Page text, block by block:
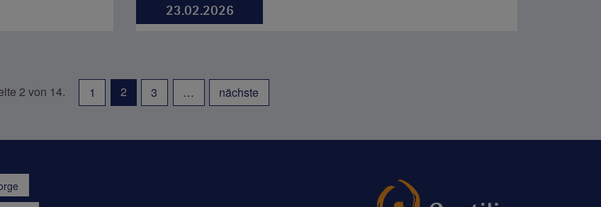
23.02.2026
2 von 14. 1 2 3 … nächste